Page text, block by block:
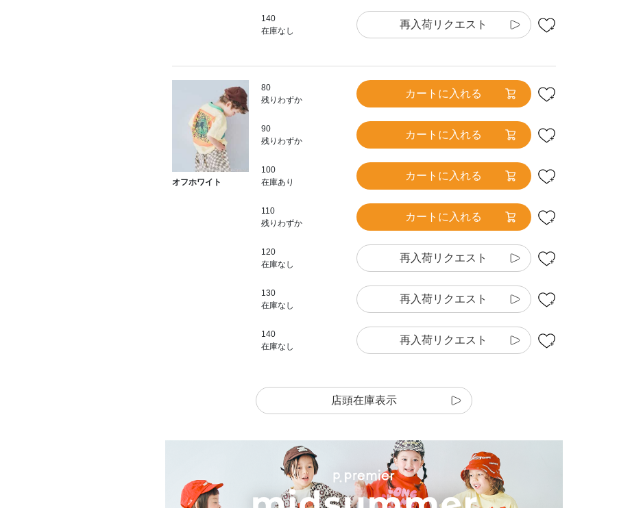
140
在庫なし
再入荷リクエスト
オフホワイト
80
残りわずか
カートに入れる
90
残りわずか
カートに入れる
100
在庫あり
カートに入れる
110
残りわずか
カートに入れる
120
在庫なし
再入荷リクエスト
130
在庫なし
再入荷リクエスト
140
在庫なし
再入荷リクエスト
店頭在庫表示